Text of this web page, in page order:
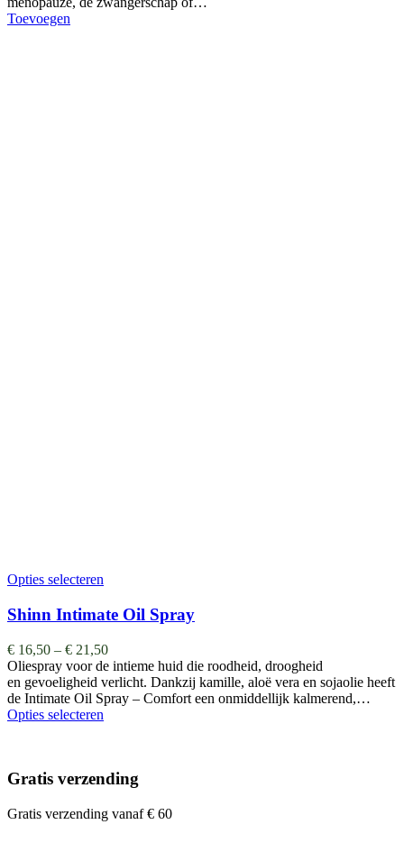
Toevoegen
Opties selecteren
Shinn Intimate Oil Spray
€ 16,50 – € 21,50
Oliespray voor de intieme huid die roodheid, droogheid
en gevoeligheid verlicht. Dankzij kamille, aloë vera en sojaolie heeft
de Intimate Oil Spray – Comfort een onmiddellijk kalmerend,…
Opties selecteren
Gratis verzending
Gratis verzending vanaf € 60